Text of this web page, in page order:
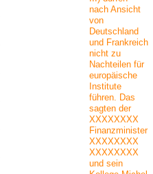
nach Ansicht
von
Deutschland
und Frankreich
nicht zu
Nachteilen für
europäische
Institute
führen. Das
sagten der
XXXXXXXX
Finanzminister
XXXXXXXX
XXXXXXXX
und sein